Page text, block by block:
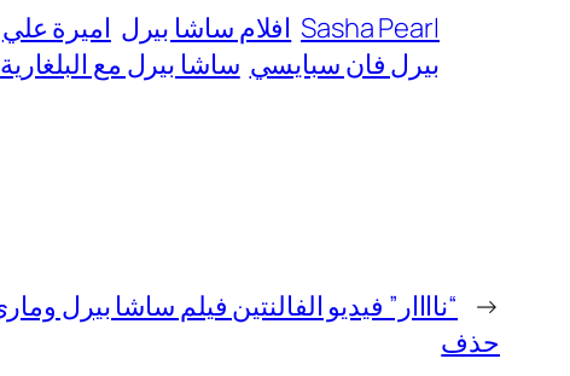
Sasha Pearl افلام ساشا بيرل اميرة علي
بيرل فان سبايسي ساشا بيرل مع البلغارية
←
حذف